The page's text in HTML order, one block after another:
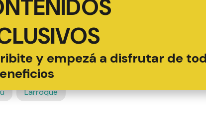
y empezá a disfrutar de
Larroque